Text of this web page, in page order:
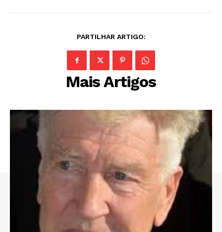
PARTILHAR ARTIGO:
Mais Artigos